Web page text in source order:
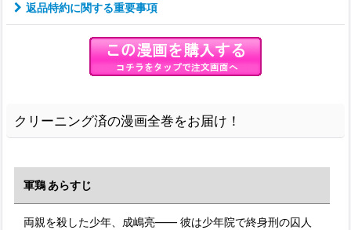
返品特約に関する重要事項
クリーニング済の漫画全巻をお届け！
軍鶏 あらすじ
両親を殺した少年、成嶋亮―― 彼は少年院で終身刑の囚人